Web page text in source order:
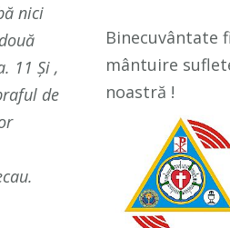
nici
11 Şi ,
de
Binecuvântate
mântuire
noastră !